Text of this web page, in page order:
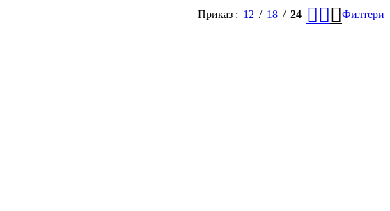
Приказ 12 18 24 Филтери